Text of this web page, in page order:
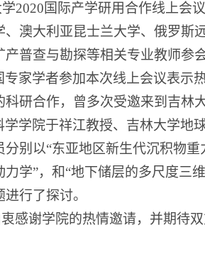
2020 国际产学研用合作线上会
澳大利亚昆士兰大学、俄罗斯
普查与勘探等相关专业教师参
家学者参加本次线上会议表示
研合作，曾多次受邀来到吉林
学学院于祥江教授、吉林大学
别以“东亚地区新生代沉积物
学”，和“地下储层的多尺度三
行了探讨。
感谢学院的热情邀请，并期待